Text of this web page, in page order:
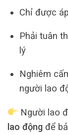
Chỉ được
Phải tuân
lý
Nghiêm
người lao
Người lao
lao động để